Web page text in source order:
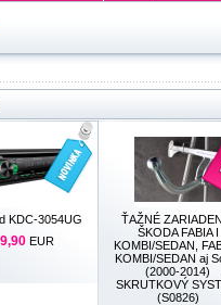
KDC-3054UG
EUR
ŤAŽNÉ
ŠKODA FABIA I
KOMBI/SEDAN,
KOMBI/SEDAN aj
(2000-2014)
SKRUTKOVÝ
(S0826)